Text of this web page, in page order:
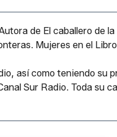
de El caballero de
Mujeres en el
así como teniendo su
Sur Radio. Toda su